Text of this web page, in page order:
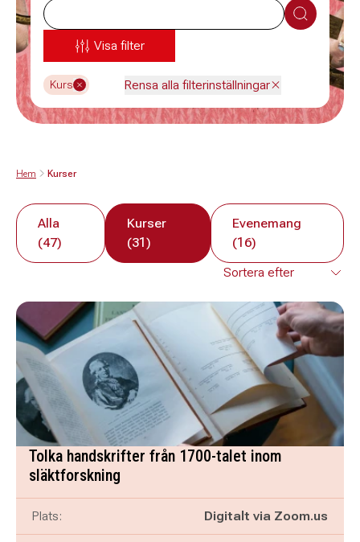
Sök
Visa filter
Kurs Rensa alla filterinställningar
Hem Kurser
Alla
(47)
Kurser
(31)
Evenemang
(16)
Tolka handskrifter från 1700-talet inom
släktforskning
Plats: Digitalt via Zoom.us